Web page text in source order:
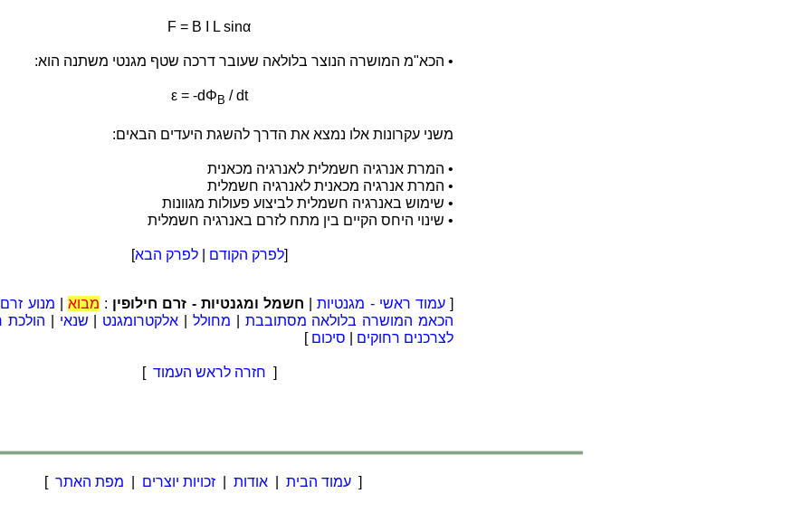
F = B I L sinα
• הכא"מ המושרה הנוצר בלולאה שעובר דרכה שטף מגנטי משתנה הוא:
ε = -dΦ B / dt
משני עקרונות אלו נמצא את הדרך להשגת היעדים הבאים:
• המרת אנרגיה חשמלית לאנרגיה מכאנית
• המרת אנרגיה מכאנית לאנרגיה חשמלית
• שימוש באנרגיה חשמלית לביצוע פעולות מגוונות
• שינוי היחס הקיים בין מתח לזרם באנרגיה חשמלית
[לפרק הקודם |לפרק הבא]
[עמוד ראשי - מגנטיות| חשמל ומגנטיות - זרם חילופין : מבוא
מנוע
הכאמ המושרה בלולאה מסתובבת
מחולל אלקטרומגנט שנאי
לצרכנים רחוקים
סיכום ]
[ חזרה לראש העמוד ]
[ עמוד הבית אודות זכויות יוצרים מפת האתר ]